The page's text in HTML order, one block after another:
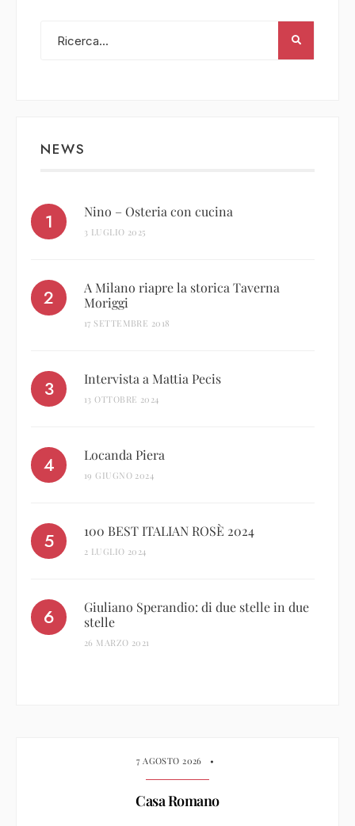
NEWS
Nino – Osteria con cucina
3 LUGLIO 2025
A Milano riapre la storica Taverna
Moriggi
17 SETTEMBRE 2018
Intervista a Mattia Pecis
13 OTTOBRE 2024
Locanda Piera
19 GIUGNO 2024
100 BEST ITALIAN ROSÈ 2024
2 LUGLIO 2024
Giuliano Sperandio: di due stelle in due
stelle
26 MARZO 2021
7 AGOSTO 2026 •
Casa Romano